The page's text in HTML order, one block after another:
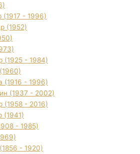
- 1996)
(1952)
(1925 - 1984)
(1916 - 1996)
(1937 - 2002)
(1958 - 2016)
(1941)
- 1985)
- 1920)